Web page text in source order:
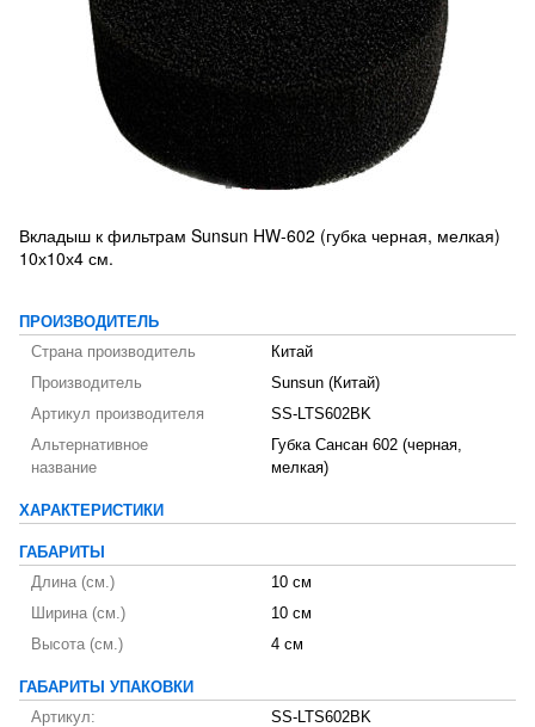
Вкладыш к фильтрам Sunsun HW-602 (губка черная, мелкая)
10х10х4 см.
ПРОИЗВОДИТЕЛЬ
Страна производитель
Китай
Производитель
Sunsun (Китай)
Артикул производителя
SS-LTS602BK
Альтернативное
название
Губка Сансан 602 (черная,
мелкая)
ХАРАКТЕРИСТИКИ
ГАБАРИТЫ
Длина (см.)
10 см
Ширина (см.)
10 см
Высота (см.)
4 см
ГАБАРИТЫ УПАКОВКИ
Артикул:
SS-LTS602BK